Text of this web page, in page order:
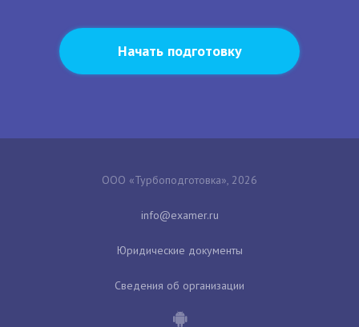
Начать подготовку
ООО «Турбоподготовка», 2026
Юридические документы
Сведения об организации